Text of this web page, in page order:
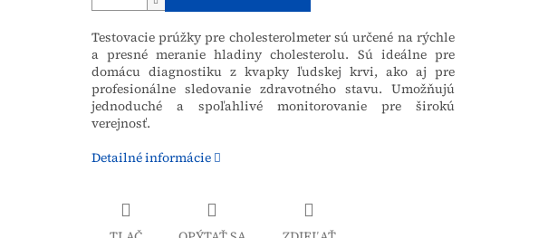
Testovacie prúžky pre cholesterolmeter sú určené na rýchle
a presné meranie hladiny cholesterolu. Sú ideálne pre
domácu diagnostiku z kvapky ľudskej krvi, ako aj pre
profesionálne sledovanie zdravotného stavu. Umožňujú
jednoduché a spoľahlivé monitorovanie pre širokú
verejnosť.
Detailné informácie